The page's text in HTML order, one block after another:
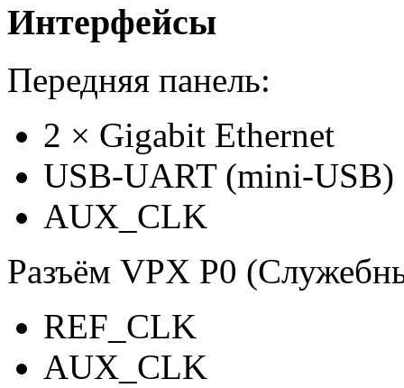
Интерфейсы
Передняя панель:
2 × Gigabit Ethernet
USB-UART (mini-USB)
AUX_CLK
Разъём VPX P0
REF_CLK
AUX_CLK